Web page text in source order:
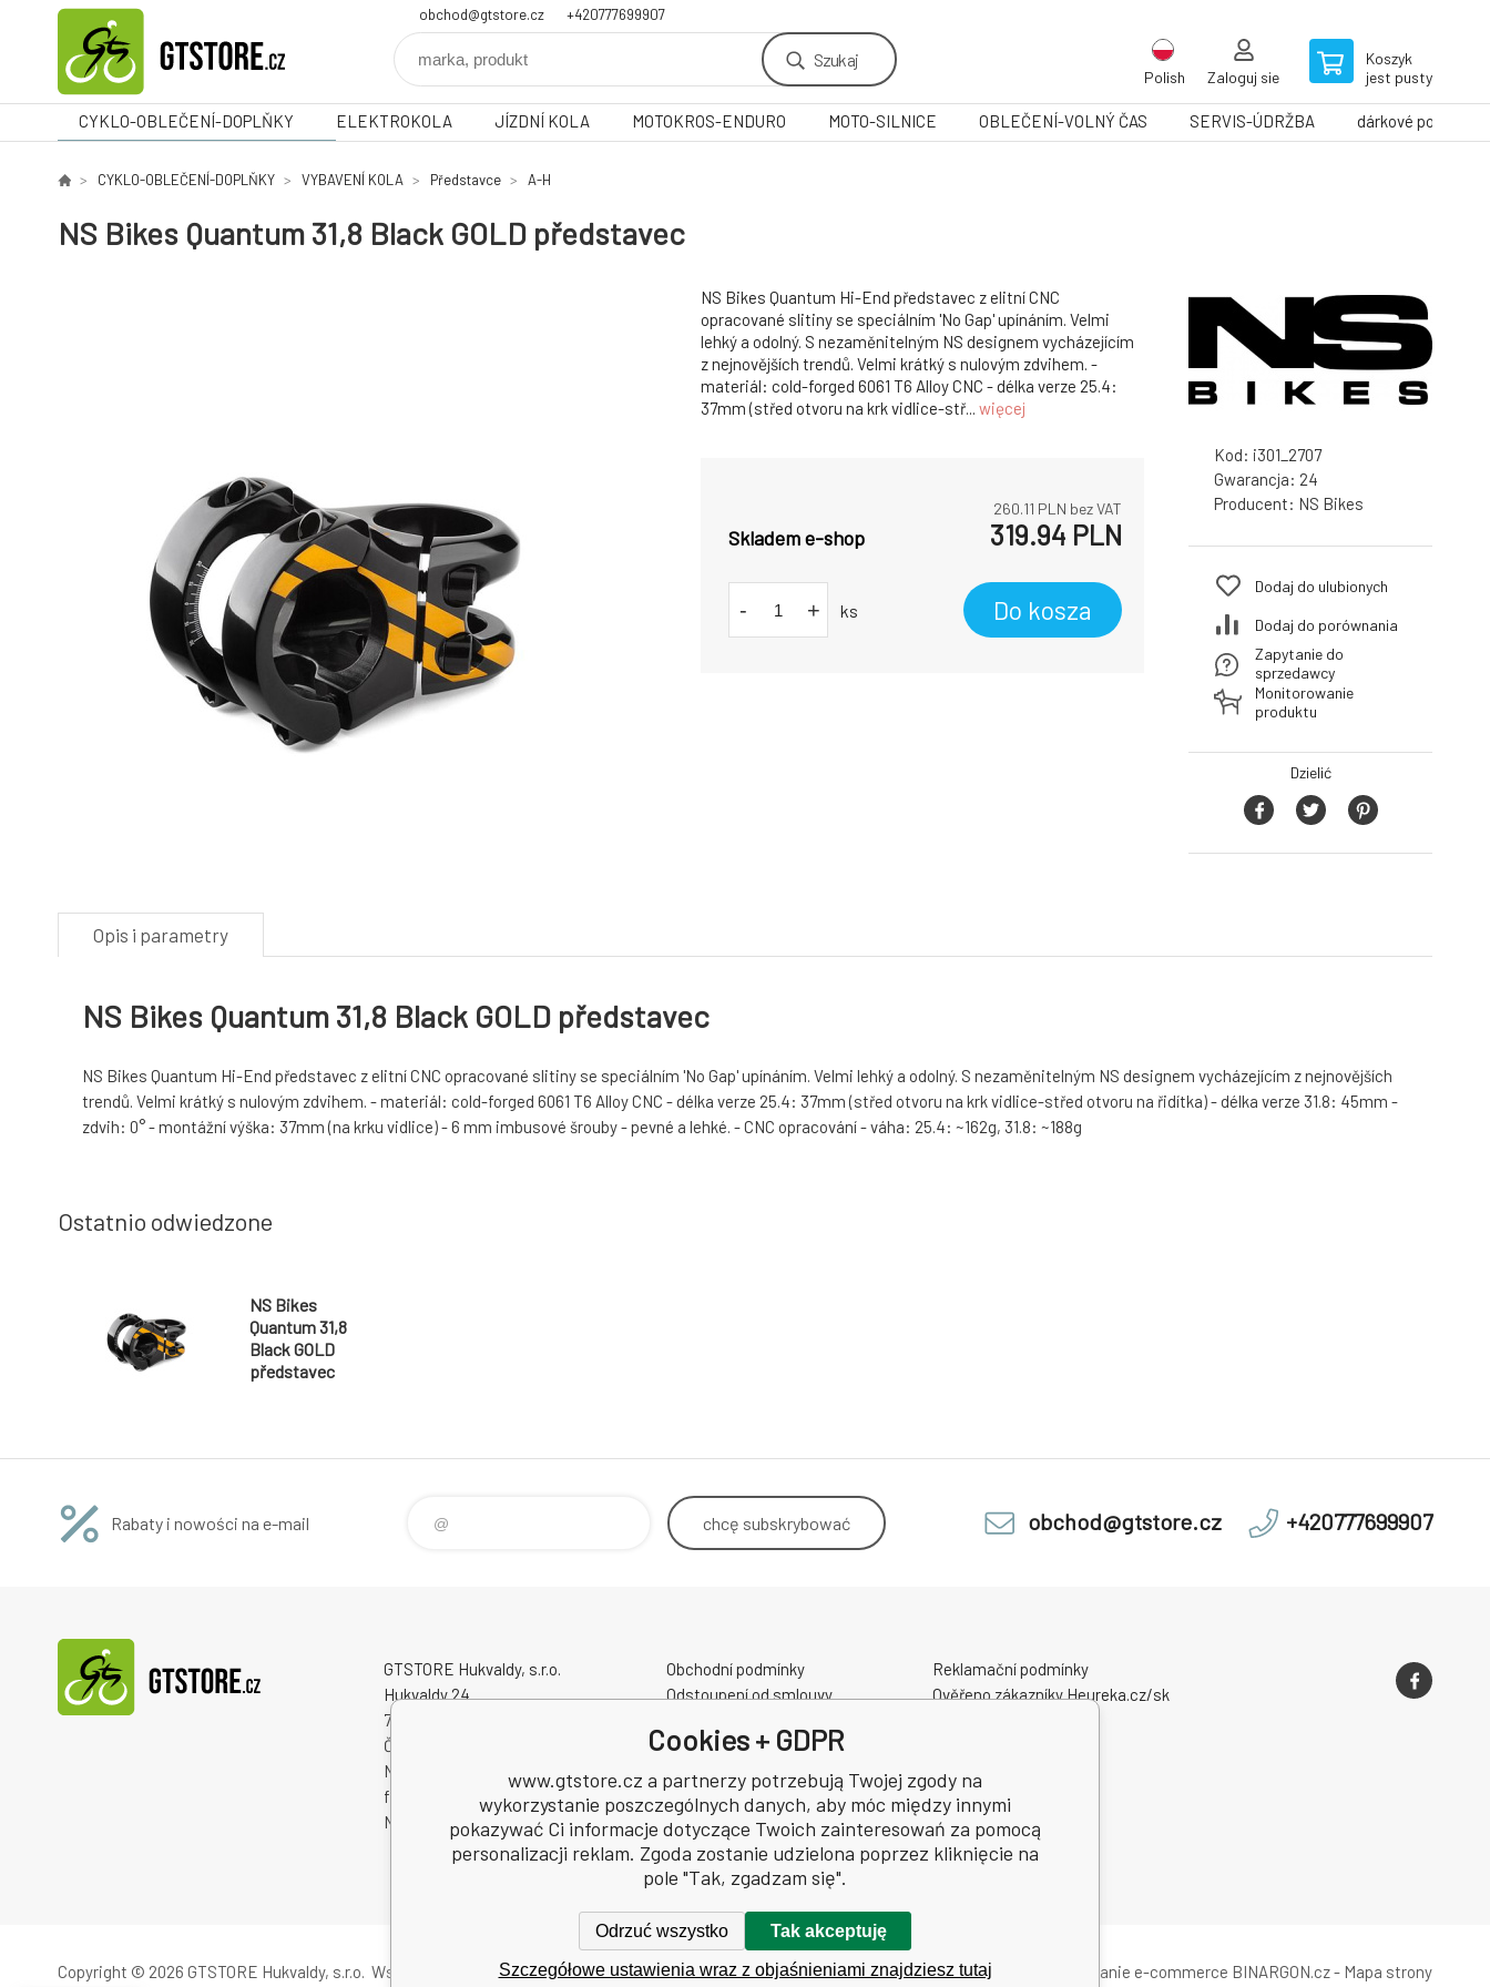
obchod@gtstore.cz +420777699907
Szukaj
Polish Zaloguj sie
Koszyk
jest pusty
CYKLO-OBLEČENÍ-DOPLŇKY ELEKTROKOLA JÍZDNÍ KOLA MOTOKROS-ENDURO MOTO-SILNICE OBLEČENÍ-VOLNÝ ČAS SERVIS-ÚDRŽBA dárkové poukazy
CYKLO-OBLEČENÍ-DOPLŇKY VYBAVENÍ KOLA Představce A-H
NS Bikes Quantum 31,8 Black GOLD představec
NS Bikes Quantum Hi-End představec z elitní CNC
opracované slitiny se speciálním 'No Gap' upínáním. Velmi
lehký a odolný. S nezaměnitelným NS designem vycházejícím
z nejnovějších trendů. Velmi krátký s nulovým zdvihem. -
materiál: cold-forged 6061 T6 Alloy CNC - délka verze 25.4:
37mm (střed otvoru na krk vidlice-stř... więcej
260.11 PLN bez VAT
Skladem e-shop 319.94 PLN
- + ks Do kosza
Kod: i301_2707
Gwarancja: 24
Producent: NS Bikes
Dodaj do ulubionych
Dodaj do porównania
Zapytanie do
sprzedawcy
Monitorowanie
produktu
Dzielić
Opis i parametry
NS Bikes Quantum 31,8 Black GOLD představec
NS Bikes Quantum Hi-End představec z elitní CNC opracované slitiny se speciálním 'No Gap' upínáním. Velmi lehký a odolný. S nezaměnitelným NS designem vycházejícím z nejnovějších
trendů. Velmi krátký s nulovým zdvihem. - materiál: cold-forged 6061 T6 Alloy CNC - délka verze 25.4: 37mm (střed otvoru na krk vidlice-střed otvoru na řidítka) - délka verze 31.8: 45mm -
zdvih: 0° - montážní výška: 37mm (na krku vidlice) - 6 mm imbusové šrouby - pevné a lehké. - CNC opracování - váha: 25.4: ~162g, 31.8: ~188g
Ostatnio odwiedzone
NS Bikes
Quantum 31,8
Black GOLD
představec
Rabaty i nowości na e-mail chcę subskrybować obchod@gtstore.cz +420777699907
GTSTORE Hukvaldy, s.r.o.
Hukvaldy 24
73946 Hukvaldy
Česká republika
Numer identyfikacyjny
firmy: 22259848
NIP: CZ22259848
Obchodní podmínky
Odstoupení od smlouvy
Velikostní tabulky
Slevové a dárkové poukazy
Elektrokola AKUMO.cz
Reklamační podmínky
Ověřeno zákazníky Heureka.cz/sk
Copyright © 2026 GTSTORE Hukvaldy, s.r.o. Wszelkie prawa zastrzeżone. Oprogramowanie e-commerce BINARGON.cz- Mapa strony
Cookies + GDPR
www.gtstore.cz a partnerzy potrzebują Twojej zgody na
wykorzystanie poszczególnych danych, aby móc między innymi
pokazywać Ci informacje dotyczące Twoich zainteresowań za pomocą
personalizacji reklam. Zgoda zostanie udzielona poprzez kliknięcie na
pole "Tak, zgadzam się".
Odrzuć wszystko Tak akceptuję
Szczegółowe ustawienia wraz z objaśnieniami znajdziesz tutaj